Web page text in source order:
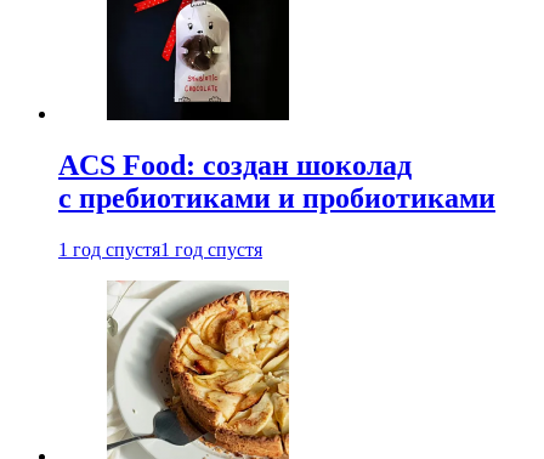
ACS Food: создан шоколад
с пребиотиками и пробиотиками
1 год спустя1 год спустя